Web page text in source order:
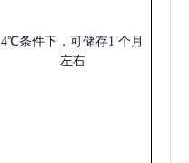
4℃条件下，可储存1 个月
左右